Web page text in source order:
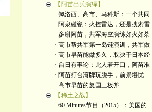
【阿苗出兵演绎】
· 佩洛西、高市、马科斯：一个共同
· 阿泉碰瓷：火控雷达，还是搜索雷
· 多谢阿苗，共军海空演练如火如荼
· 高市帮共军第一岛链演训，共军做
· 高市早苗能做多久，取决于日本经
· 台日有事论：此人若开口，阿苗准
· 阿苗打台湾牌玩脱手，前景堪忧
· 高市早苗的复国三板斧
【稀土之战】
· 60 Minutes节目（2015）：美国的